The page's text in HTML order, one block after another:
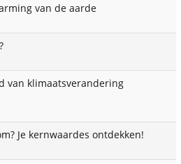
van de aarde
van klimaatsverandering
Je kernwaardes ontdekken!